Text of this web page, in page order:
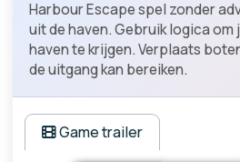
Harbour Escape spel zonder
uit de haven. Gebruik logica
haven te krijgen. Verplaats
de uitgang kan bereiken.
Game trailer